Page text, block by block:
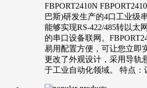
FBPORT2410N
巴斯)研发生产的4口工业级
能够实现RS-422/485转以太
的串口设备联网。
易用配置方便，可让您立即
更改了外观设计，采用导轨
于工业自动化领域。 特点：